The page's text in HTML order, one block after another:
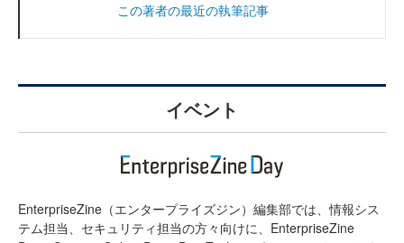
この著者の最近の執筆記事
イベント
EnterpriseZine（エンタープライズジン）編集部では、情報シス
テム担当、セキュリティ担当の方々向けに、EnterpriseZine